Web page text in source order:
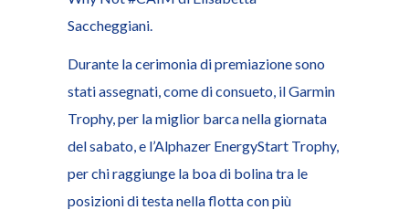
Saccheggiani.
Durante la cerimonia di premiazione sono
stati assegnati, come di consueto, il Garmin
Trophy, per la miglior barca nella giornata
del sabato, e l’Alphazer EnergyStart Trophy,
per chi raggiunge la boa di bolina tra le
posizioni di testa nella flotta con più